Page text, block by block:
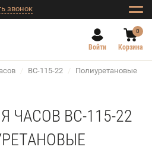
звонок
Войти
0
Корзина
/ BC-115-22 / Полиуретановые
BC-115-22